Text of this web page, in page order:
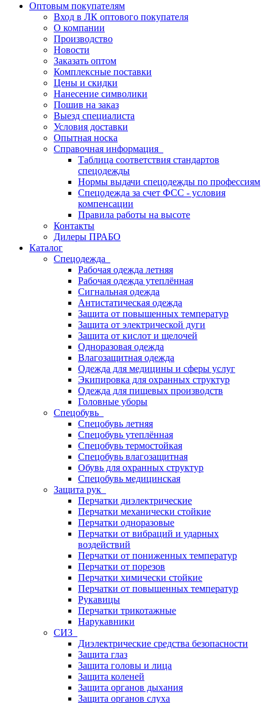
Оптовым покупателям
Вход в ЛК оптового покупателя
О компании
Производство
Новости
Заказать оптом
Комплексные поставки
Цены и скидки
Нанесение символики
Пошив на заказ
Выезд специалиста
Условия доставки
Опытная носка
Справочная информация
Таблица соответствия стандартов
спецодежды
Нормы выдачи спецодежды по профессиям
Спецодежда за счет ФСС - условия
компенсации
Правила работы на высоте
Контакты
Дилеры ПРАБО
Каталог
Спецодежда
Рабочая одежда летняя
Рабочая одежда утеплённая
Сигнальная одежда
Антистатическая одежда
Защита от повышенных температур
Защита от электрической дуги
Защита от кислот и щелочей
Одноразовая одежда
Влагозащитная одежда
Одежда для медицины и сферы услуг
Экипировка для охранных структур
Одежда для пищевых производств
Головные уборы
Спецобувь
Спецобувь летняя
Спецобувь утеплённая
Спецобувь термостойкая
Спецобувь влагозащитная
Обувь для охранных структур
Спецобувь медицинская
Защита рук
Перчатки диэлектрические
Перчатки механически стойкие
Перчатки одноразовые
Перчатки от вибраций и ударных
воздействий
Перчатки от пониженных температур
Перчатки от порезов
Перчатки химически стойкие
Перчатки от повышенных температур
Рукавицы
Перчатки трикотажные
Нарукавники
СИЗ
Диэлектрические средства безопасности
Защита глаз
Защита головы и лица
Защита коленей
Защита органов дыхания
Защита органов слуха